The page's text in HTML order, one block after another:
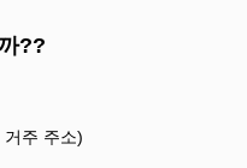
??
주 주소)